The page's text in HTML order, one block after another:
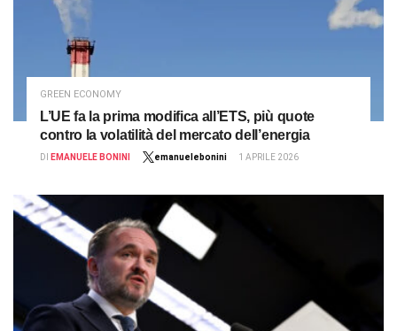
GREEN ECONOMY
L’UE fa la prima modifica all’ETS, più quote
contro la volatilità del mercato dell’energia
DI EMANUELE BONINI emanuelebonini 1 APRILE 2026